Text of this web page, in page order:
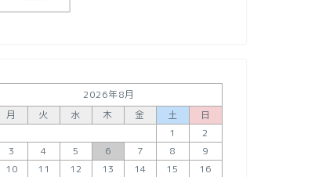
2026年8月
月
火 水 木 金 土
日
1
2
3
4 5 6 7 8
9
10
11 12 13 14 15 16